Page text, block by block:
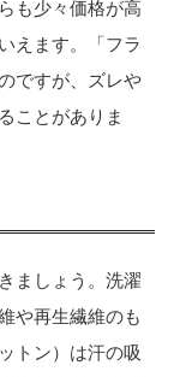
も少々価格が高
えます。「フラ
ですが、ズレや
ことがありま
ましょう。洗濯
や再生繊維のも
トン）は汗の吸